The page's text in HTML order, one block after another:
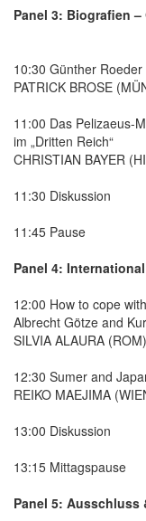
Panel 3: Biografien
10:30 Günther
PATRICK BROSE
11:00 Das Pelizaeus-
im „Dritten Reich“
CHRISTIAN BAYER
11:30 Diskussion
11:45 Pause
Panel 4:
12:00 How to cope
Albrecht Götze and
SILVIA ALAURA (ROM)
12:30 Sumer and
REIKO MAEJIMA
13:00 Diskussion
13:15 Mittagspause
Panel 5: Ausschluss